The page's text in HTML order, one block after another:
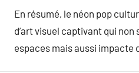
En résumé, le néon pop
d’art visuel captivant qui
espaces mais aussi impacte